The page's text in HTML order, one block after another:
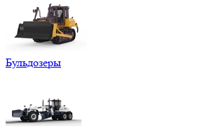
Бульдозеры